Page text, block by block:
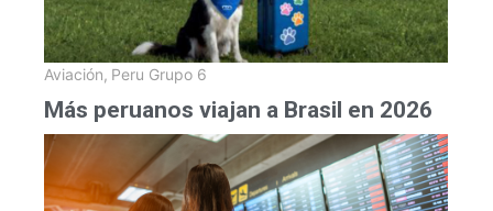
Aviación, Peru Grupo 6
Más peruanos viajan a Brasil en 2026